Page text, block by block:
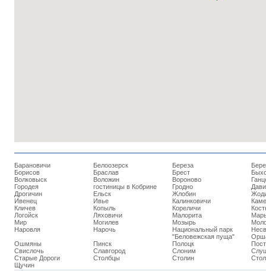
Барановичи Белоозерск Береза
Борисов
Браслав Брест
Волковыск
Воложин Вороново
Городея
гостиницы в Кобрине Гродно
Дрогичин
Ельск Жлобин
Ивенец
Ивье Калинковичи
Кличев
Копыль Кореличи
Логойск
Ляховичи Малорита
Мир
Могилев Мозырь
Наровля
Нарочь
Национальный парк
"Беловежская пуща"
Ошмяны
Пинск Полоцк
Свислочь
Славгород Слоним
Старые Дороги
Столбцы Столин
Щучин